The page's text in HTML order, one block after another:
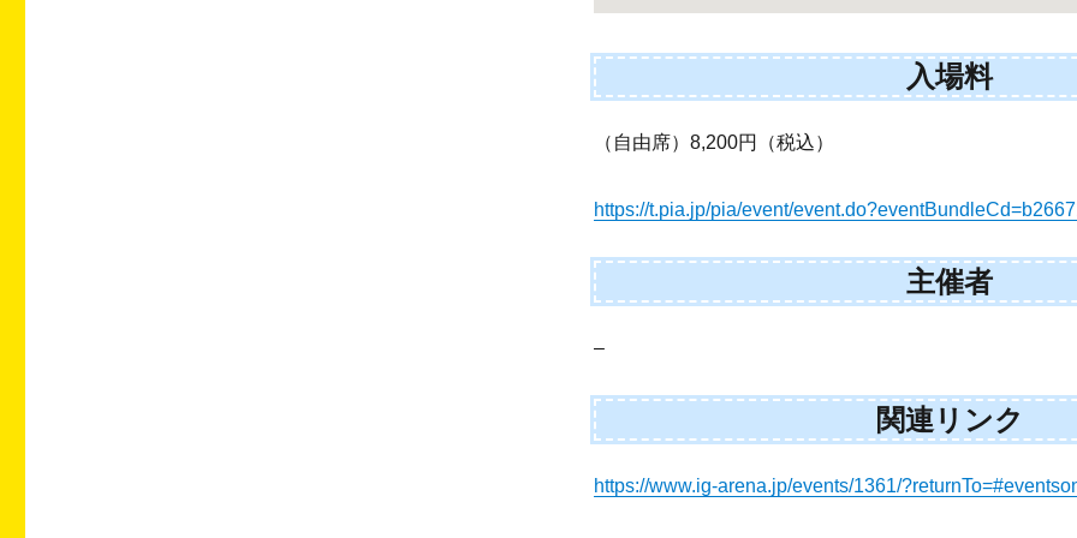
入場料
（自由席）8,200円（税込）
https://t.pia.jp/pia/event/
主催者
–
関連リンク
https://www.ig-arena.jp/events/1361/